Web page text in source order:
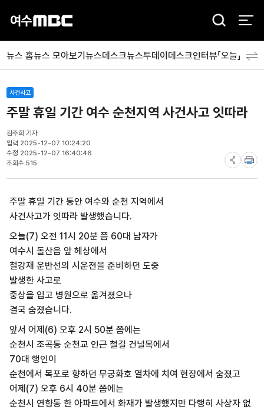
검
뉴스 홈뉴스 모아보기뉴스데스크뉴스투데이데스크인터뷰「오늘」 분야
사건사고
주말 휴일 기간 여수 순천지역 사건사고 잇따라
김주희 기자
입력 2025-12-07 10:24:20
수정 2025-12-07 16:40:46
조회수 515
주말 휴일 기간 동안 여수와 순천 지역에서
사건사고가 잇따라 발생했습니다.
오늘(7) 오전 11시 20분 쯤 60대 남자가
여수시 돌산읍 앞 헤상에서
철강재 운반선의 시운전을 준비하던 도중
발생한 사고로
중상을 입고 병원으로 옮겨졌으나
결국 숨졌습니다.
앞서 어제(6) 오후 2시 50분 쯤에는
순천시 조곡동 순천교 인근 철길 건널목에서
70대 행인이
순천에서 목포로 향하던 무궁화호 열차에 치여 현장에서 숨졌고
어제(7) 오후 6시 40분 쯤에는
순천시 연향동 한 아파트에서 화재가 발생했지만 다행히 사상자 없